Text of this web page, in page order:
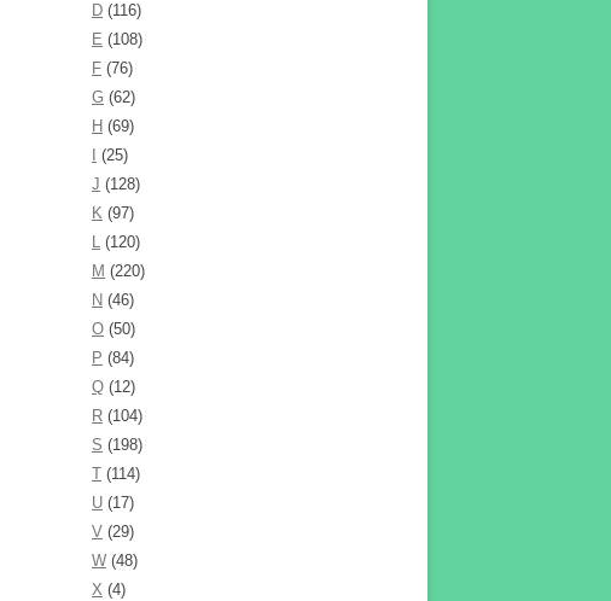
D (116)
E (108)
F (76)
G (62)
H (69)
(25)
J (128)
K (97)
L (120)
M (220)
N (46)
O (50)
P (84)
Q (12)
R (104)
S (198)
T (114)
U (17)
V (29)
W (48)
X (4)